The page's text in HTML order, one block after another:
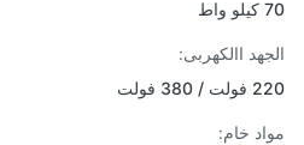
االكهربى:
خام: